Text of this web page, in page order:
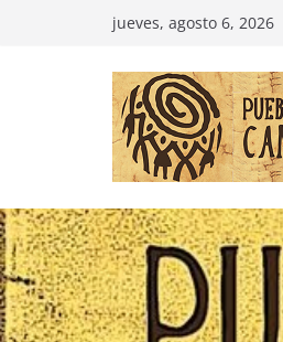
jueves, agosto 6, 2026